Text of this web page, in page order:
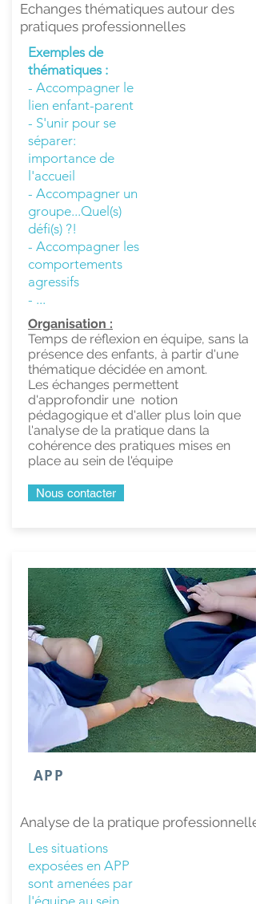
Echanges thématiques autour des
pratiques professionnelles
Exemples de
thématiques :
- Accompagner le
lien enfant-parent
- S'unir pour se
séparer:
importance de
l'accueil
- Accompagner un
groupe...Quel(s)
défi(s) ?!
- Accompagner les
comportements
agressifs
- ...
Organisation :
Temps de réflexion en équipe, sans la
présence des enfants, à partir d'une
thématique décidée en amont.
Les échanges permettent
d'approfondir une notion
pédagogique et d'aller plus loin que
l'analyse de la pratique dans la
cohérence des pratiques mises en
place au sein de l'équipe
Nous contacter
APP
Analyse de la pratique professionnelle
Les situations
exposées en APP
sont amenées par
l'équipe au sein